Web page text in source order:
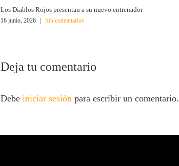
Los Diablos Rojos presentan a su nuevo entrenador
16 junio, 2026 Sin comentarios
Deja tu comentario
Debe iniciar sesión para escribir un comentario.